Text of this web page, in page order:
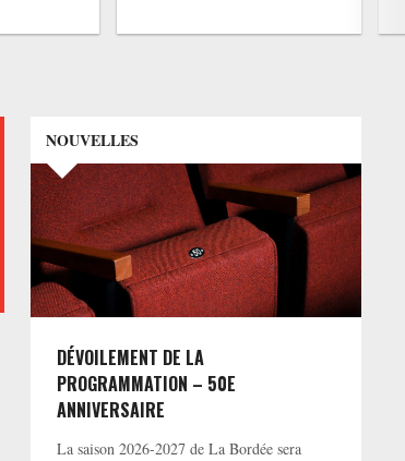
NOUVELLES
DÉVOILEMENT DE LA
PROGRAMMATION – 50E
ANNIVERSAIRE
La saison 2026-2027 de La Bordée sera